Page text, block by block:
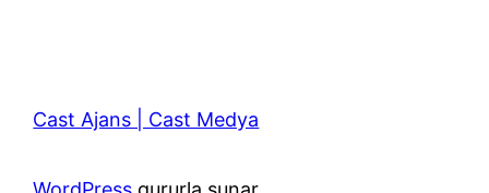
Cast Ajans | Cast Medya